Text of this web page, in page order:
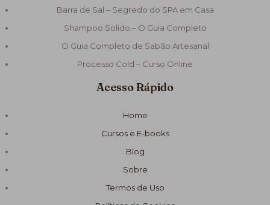
Barra de Sal – Segredo do SPA em Casa
Shampoo Solido – O Guia Completo
O Guia Completo de Sabão Artesanal
Processo Cold – Curso Online
Acesso Rápido
Home
Cursos e E-books
Blog
Sobre
Termos de Uso